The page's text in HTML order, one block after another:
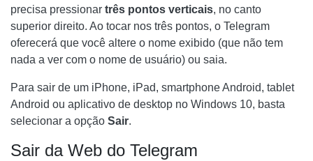
precisa pressionar três pontos verticais, no canto
superior direito. Ao tocar nos três pontos, o Telegram
oferecerá que você altere o nome exibido (que não tem
nada a ver com o nome de usuário) ou saia.
Para sair de um iPhone, iPad, smartphone Android, tablet
Android ou aplicativo de desktop no Windows 10, basta
selecionar a opção Sair.
Sair da Web do Telegram